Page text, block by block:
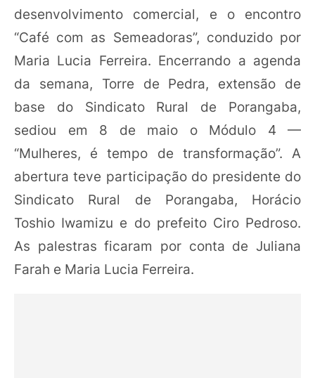
desenvolvimento comercial, e o encontro
“Café com as Semeadoras”, conduzido por
Maria Lucia Ferreira. Encerrando a agenda
da semana, Torre de Pedra, extensão de
base do Sindicato Rural de Porangaba,
sediou em 8 de maio o Módulo 4 —
“Mulheres, é tempo de transformação”. A
abertura teve participação do presidente do
Sindicato Rural de Porangaba, Horácio
Toshio Iwamizu e do prefeito Ciro Pedroso.
As palestras ficaram por conta de Juliana
Farah e Maria Lucia Ferreira.